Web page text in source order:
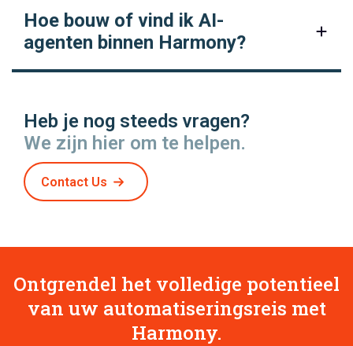
Hoe bouw of vind ik AI-
agenten binnen Harmony?
Heb je nog steeds vragen?
We zijn hier om te helpen.
Contact Us
Ontgrendel het volledige potentieel
van uw automatiseringsreis met
Harmony.